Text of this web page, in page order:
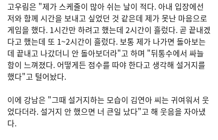
고우림은 "제가 스케줄이 많아 쉬는 날이 적다. 아내 입장에선
저와 함께 시간을 보내고 싶었던 것 같은데 제가 못난 마음으로
게임을 했다. 1시간만 하려고 했는데 2시간이 흘렀다. 곧 끝내겠
다고 했는데 또 1~2시간이 흘렀다. 보통 제가 나가면 돌아보는
데 끝내고 나갔더니 안 돌아보더라"고 하며 "뒤통수에서 싸늘
함이 느껴졌다. 어떻게든 점수를 따야 한다고 생각해 설거지를
했다"고 털어놨다.
이에 강남은 "그때 설거지하는 모습이 김연아 씨는 귀여워서 웃
었다더라. 설거지 안 했으면 너 큰일 났다"고 해 웃음을 자아냈
다.